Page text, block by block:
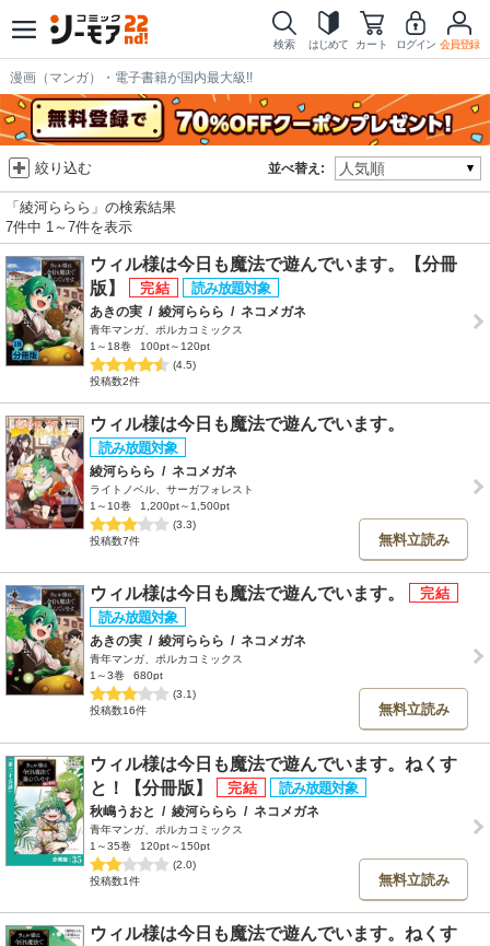
検索 はじめて カート ログイン 会員登録
漫画（マンガ）・電子書籍が国内最大級!!
並べ替え:
絞り込む
「綾河ららら」の検索結果
7件中 1～7件を表示
ウィル様は今日も魔法で遊んでいます。【分冊
版】
あきの実 / 綾河ららら / ネコメガネ
青年マンガ、ポルカコミックス
1～18巻
100pt～120pt
(4.5)
投稿数2件
ウィル様は今日も魔法で遊んでいます。
綾河ららら / ネコメガネ
ライトノベル、サーガフォレスト
1～10巻
1,200pt～1,500pt
(3.3)
投稿数7件
無料立読み
ウィル様は今日も魔法で遊んでいます。
あきの実 / 綾河ららら / ネコメガネ
青年マンガ、ポルカコミックス
1～3巻
680pt
(3.1)
投稿数16件
無料立読み
ウィル様は今日も魔法で遊んでいます。ねくす
と！【分冊版】
秋嶋うおと / 綾河ららら / ネコメガネ
青年マンガ、ポルカコミックス
1～35巻
120pt～150pt
(2.0)
投稿数1件
無料立読み
ウィル様は今日も魔法で遊んでいます。ねくす